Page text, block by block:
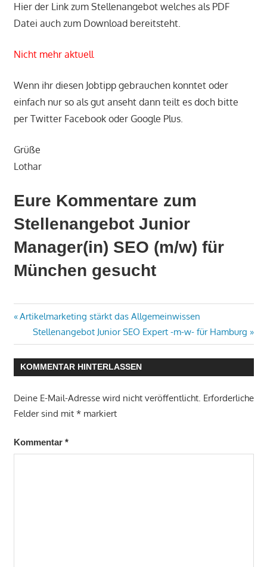
Hier der Link zum Stellenangebot welches als PDF
Datei auch zum Download bereitsteht.
Nicht mehr aktuell
Wenn ihr diesen Jobtipp gebrauchen konntet oder
einfach nur so als gut anseht dann teilt es doch bitte
per Twitter Facebook oder Google Plus.
Grüße
Lothar
Eure Kommentare zum
Stellenangebot Junior
Manager(in) SEO (m/w) für
München gesucht
Beitragsnavigation
Vorheriger
Beitrag:
Artikelmarketing stärkt das Allgemeinwissen
Nächster
Beitrag:
Stellenangebot Junior SEO Expert -m-w- für Hamburg
KOMMENTAR HINTERLASSEN
Deine E-Mail-Adresse wird nicht veröffentlicht. Erforderliche
Felder sind mit *markiert
Kommentar *